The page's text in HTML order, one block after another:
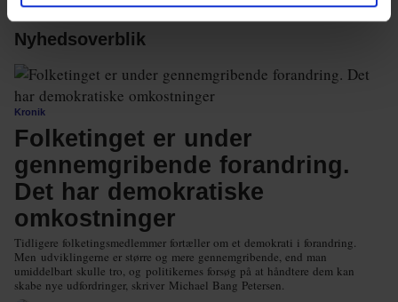
Nyhedsoverblik
Kronik
Folketinget er under
gennemgribende forandring.
Det har demokratiske
omkostninger
Tidligere folketingsmedlemmer fortæller om et demokrati i forandring.
Men udviklingerne er større og mere gennemgribende, end man
umiddelbart skulle tro, og politikernes forsøg på at håndtere dem kan
skabe nye udfordringer, skriver Michael Bang Petersen.